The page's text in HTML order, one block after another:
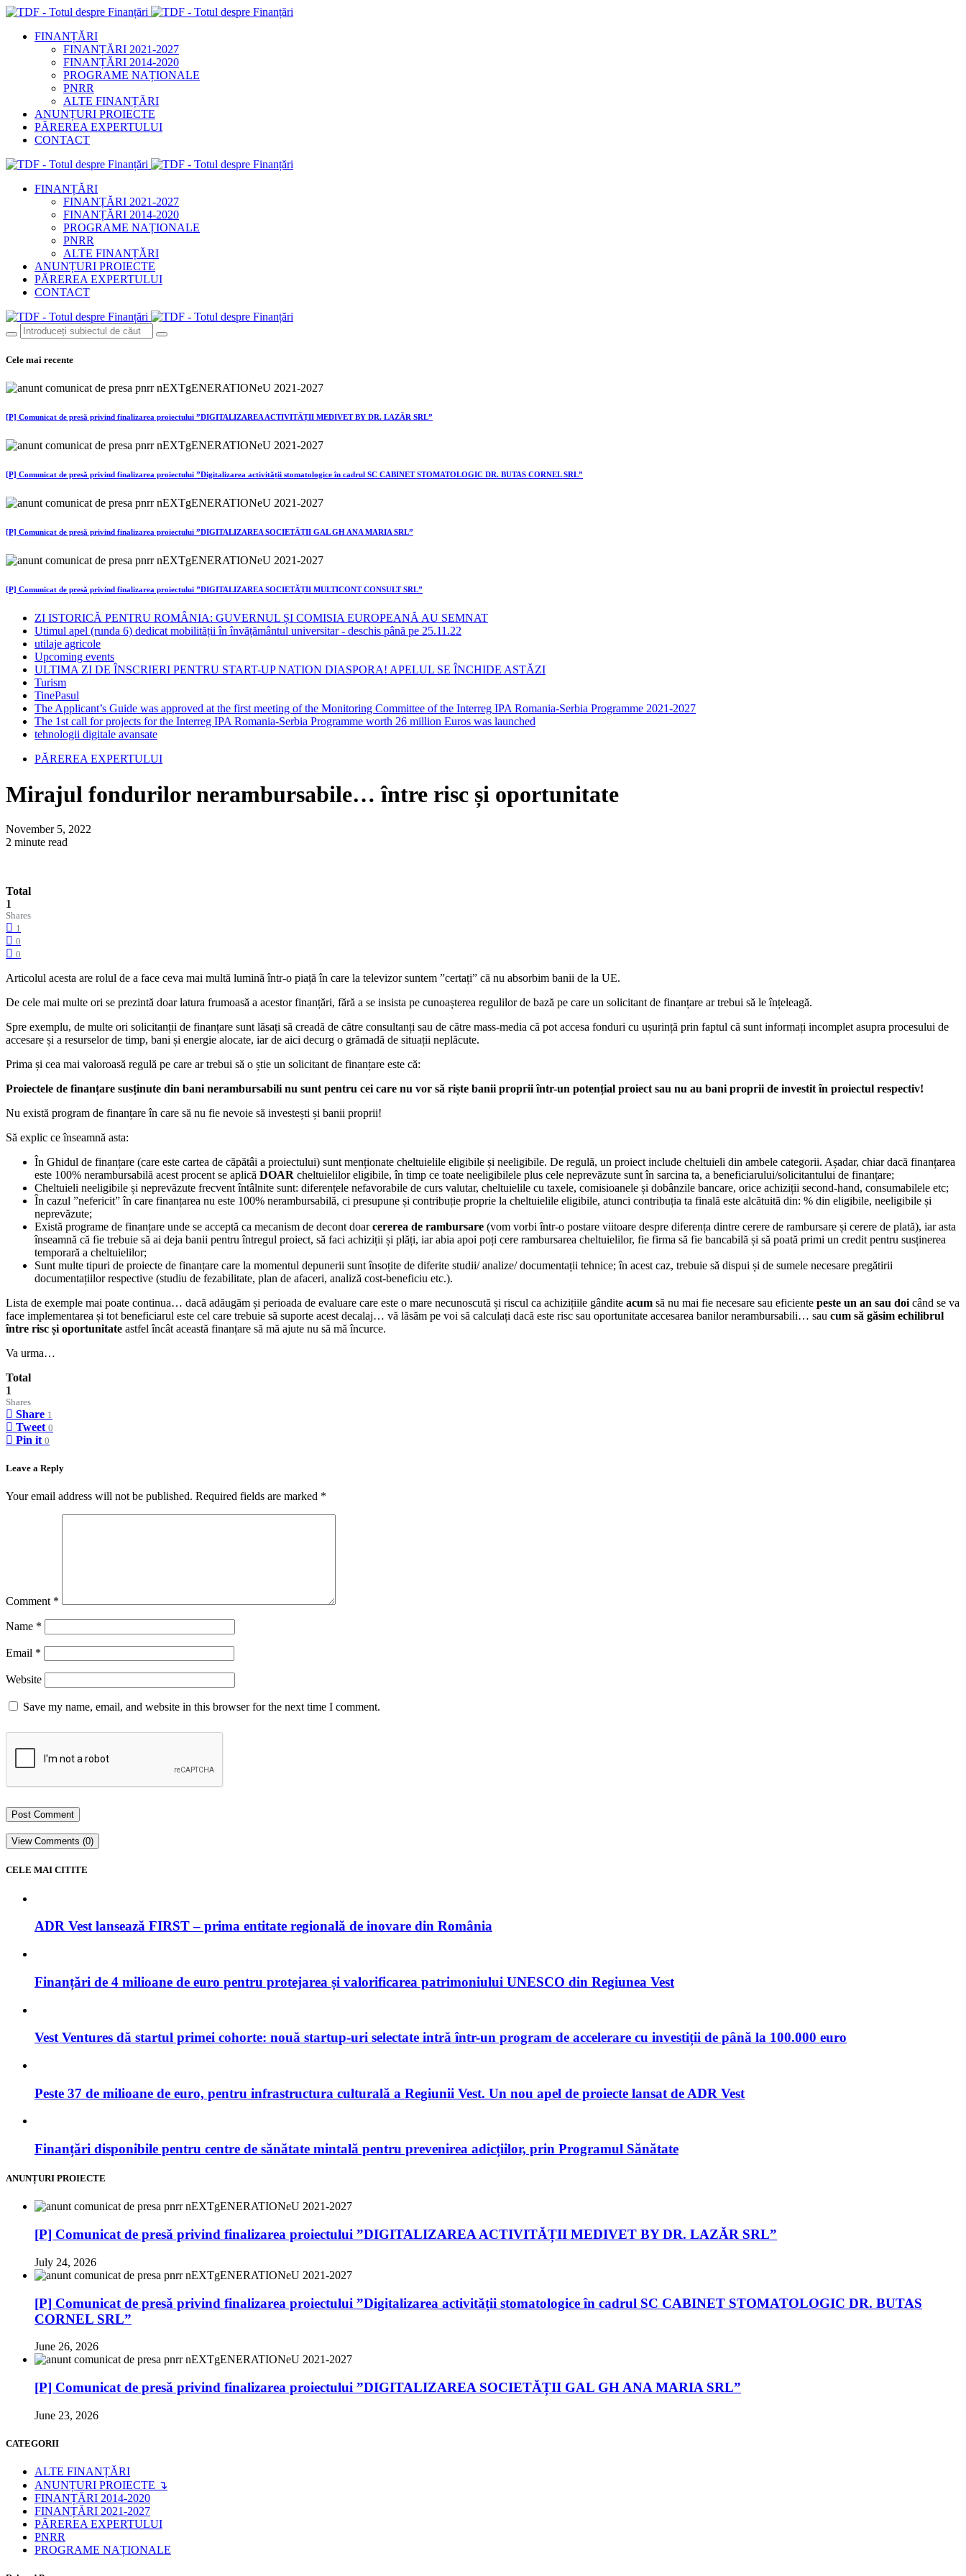
FINANȚĂRI
FINANȚĂRI 2021-2027
FINANȚĂRI 2014-2020
PROGRAME NAȚIONALE
PNRR
ALTE FINANȚĂRI
ANUNȚURI PROIECTE
PĂREREA EXPERTULUI
CONTACT
FINANȚĂRI
FINANȚĂRI 2021-2027
FINANȚĂRI 2014-2020
PROGRAME NAȚIONALE
PNRR
ALTE FINANȚĂRI
ANUNȚURI PROIECTE
PĂREREA EXPERTULUI
CONTACT
Cele mai recente
[P] Comunicat de presă privind finalizarea proiectului ”DIGITALIZAREA ACTIVITĂȚII MEDIVET BY DR. LAZĂR SRL”
[P] Comunicat de presă privind finalizarea proiectului ”Digitalizarea activității stomatologice în cadrul SC CABINET STOMATOLOGIC DR. BUTAS CORNEL SRL”
[P] Comunicat de presă privind finalizarea proiectului ”DIGITALIZAREA SOCIETĂȚII GAL GH ANA MARIA SRL”
[P] Comunicat de presă privind finalizarea proiectului ”DIGITALIZAREA SOCIETĂȚII MULTICONT CONSULT SRL”
ZI ISTORICĂ PENTRU ROMÂNIA: GUVERNUL ȘI COMISIA EUROPEANĂ AU SEMNAT
Utimul apel (runda 6) dedicat mobilității în învățământul universitar - deschis până pe 25.11.22
utilaje agricole
Upcoming events
ULTIMA ZI DE ÎNSCRIERI PENTRU START-UP NATION DIASPORA! APELUL SE ÎNCHIDE ASTĂZI
Turism
TinePasul
The Applicant’s Guide was approved at the first meeting of the Monitoring Committee of the Interreg IPA Romania-Serbia Programme 2021-2027
The 1st call for projects for the Interreg IPA Romania-Serbia Programme worth 26 million Euros was launched
tehnologii digitale avansate
PĂREREA EXPERTULUI
Mirajul fondurilor nerambursabile… între risc și oportunitate
November 5, 2022
2 minute read
Total
1
Shares
1
0
0
Articolul acesta are rolul de a face ceva mai multă lumină într-o piață în care la televizor suntem ”certați” că nu absorbim banii de la UE.
De cele mai multe ori se prezintă doar latura frumoasă a acestor finanțări, fără a se insista pe cunoașterea regulilor de bază pe care un solicitant de finanțare ar trebui să le înțeleagă.
Spre exemplu, de multe ori solicitanții de finanțare sunt lăsați să creadă de către consultanți sau de către mass-media că pot accesa fonduri cu ușurință prin faptul că sunt informați incomplet asupra procesului de
accesare și a resurselor de timp, bani și energie alocate, iar de aici decurg o grămadă de situații neplăcute.
Prima și cea mai valoroasă regulă pe care ar trebui să o știe un solicitant de finanțare este că:
Proiectele de finanțare susținute din bani nerambursabili nu sunt pentru cei care nu vor să riște banii proprii într-un potențial proiect sau nu au bani proprii de investit în proiectul respectiv!
Nu există program de finanțare în care să nu fie nevoie să investești și banii proprii!
Să explic ce înseamnă asta:
În Ghidul de finanțare (care este cartea de căpătâi a proiectului) sunt menționate cheltuielile eligibile și neeligibile. De regulă, un proiect include cheltuieli din ambele categorii. Așadar, chiar dacă finanțarea
este 100% nerambursabilă acest procent se aplică DOAR cheltuielilor eligibile, în timp ce toate neeligibilele plus cele neprevăzute sunt în sarcina ta, a beneficiarului/solicitantului de finanțare;
Cheltuieli neeligibile și neprevăzute frecvent întâlnite sunt: diferențele nefavorabile de curs valutar, cheltuielile cu taxele, comisioanele și dobânzile bancare, orice achiziții second-hand, consumabilele etc;
În cazul ”nefericit” în care finanțarea nu este 100% nerambursabilă, ci presupune și contribuție proprie la cheltuielile eligibile, atunci contribuția ta finală este alcătuită din: % din eligibile, neeligibile și
neprevăzute;
Există programe de finanțare unde se acceptă ca mecanism de decont doarcererea de rambursare (vom vorbi într-o postare viitoare despre diferența dintre cerere de rambursare și cerere de plată), iar asta
înseamnă că fie trebuie să ai deja banii pentru întregul proiect, să faci achiziții și plăți, iar abia apoi poți cere rambursarea cheltuielilor, fie firma să fie bancabilă și să poată primi un credit pentru susținerea
temporară a cheltuielilor;
Sunt multe tipuri de proiecte de finanțare care la momentul depunerii sunt însoțite de diferite studii/ analize/ documentații tehnice; în acest caz, trebuie să dispui și de sumele necesare pregătirii
documentațiilor respective (studiu de fezabilitate, plan de afaceri, analiză cost-beneficiu etc.).
Lista de exemple mai poate continua… dacă adăugăm și perioada de evaluare care este o mare necunoscută și riscul ca achizițiile gândite acum să nu mai fie necesare sau eficiente peste un an sau doi când se va
face implementarea și tot beneficiarul este cel care trebuie să suporte acest decalaj… vă lăsăm pe voi să calculați dacă este risc sau oportunitate accesarea banilor nerambursabili… sau cum să găsim echilibrul
între risc și oportunitate astfel încât această finanțare să mă ajute nu să mă încurce.
Va urma…
Total
1
Shares
Share 1
Tweet 0
Pin it 0
Leave a Reply
Your email address will not be published. Required fields are marked *
Comment *
Name *
Email *
Website
Save my name, email, and website in this browser for the next time I comment.
View Comments (0)
CELE MAI CITITE
ADR Vest lansează FIRST – prima entitate regională de inovare din România
Finanțări de 4 milioane de euro pentru protejarea și valorificarea patrimoniului UNESCO din Regiunea Vest
Vest Ventures dă startul primei cohorte: nouă startup-uri selectate intră într-un program de accelerare cu investiții de până la 100.000 euro
Peste 37 de milioane de euro, pentru infrastructura culturală a Regiunii Vest. Un nou apel de proiecte lansat de ADR Vest
Finanțări disponibile pentru centre de sănătate mintală pentru prevenirea adicțiilor, prin Programul Sănătate
ANUNȚURI PROIECTE
[P] Comunicat de presă privind finalizarea proiectului ”DIGITALIZAREA ACTIVITĂȚII MEDIVET BY DR. LAZĂR SRL”
July 24, 2026
[P] Comunicat de presă privind finalizarea proiectului ”Digitalizarea activității stomatologice în cadrul SC CABINET STOMATOLOGIC DR. BUTAS
CORNEL SRL”
June 26, 2026
[P] Comunicat de presă privind finalizarea proiectului ”DIGITALIZAREA SOCIETĂȚII GAL GH ANA MARIA SRL”
June 23, 2026
CATEGORII
ALTE FINANȚĂRI
ANUNȚURI PROIECTE ↴
FINANȚĂRI 2014-2020
FINANȚĂRI 2021-2027
PĂREREA EXPERTULUI
PNRR
PROGRAME NAȚIONALE